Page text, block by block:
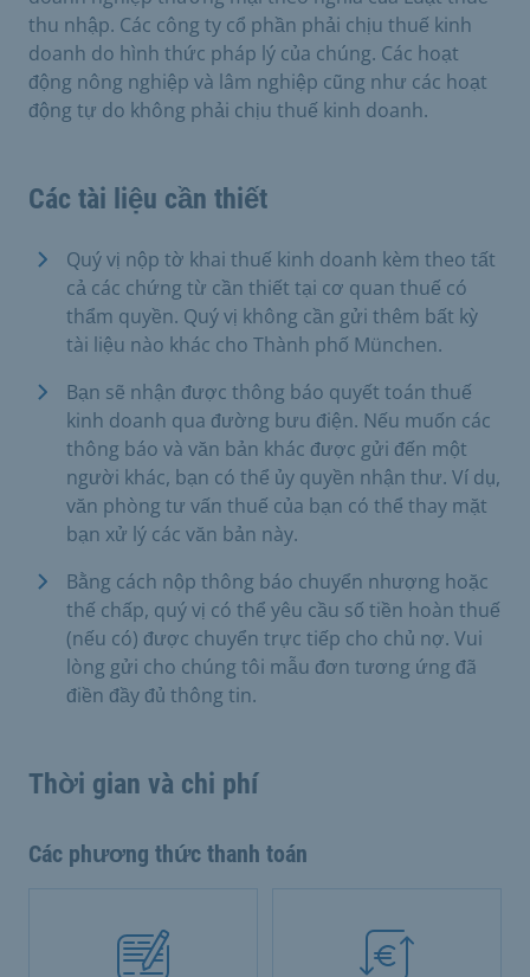
thu nhập. Các công ty cổ phần phải chịu thuế kinh
doanh do hình thức pháp lý của chúng. Các hoạt
động nông nghiệp và lâm nghiệp cũng như các hoạt
động tự do không phải chịu thuế kinh doanh.
Các tài liệu cần thiết
Quý vị nộp tờ khai thuế kinh doanh kèm theo tất
cả các chứng từ cần thiết tại cơ quan thuế có
thẩm quyền. Quý vị không cần gửi thêm bất kỳ
tài liệu nào khác cho Thành phố München.
Bạn sẽ nhận được thông báo quyết toán thuế
kinh doanh qua đường bưu điện. Nếu muốn các
thông báo và văn bản khác được gửi đến một
người khác, bạn có thể ủy quyền nhận thư. Ví dụ,
văn phòng tư vấn thuế của bạn có thể thay mặt
bạn xử lý các văn bản này.
Bằng cách nộp thông báo chuyển nhượng hoặc
thế chấp, quý vị có thể yêu cầu số tiền hoàn thuế
(nếu có) được chuyển trực tiếp cho chủ nợ. Vui
lòng gửi cho chúng tôi mẫu đơn tương ứng đã
điền đầy đủ thông tin.
Thời gian và chi phí
Các phương thức thanh toán